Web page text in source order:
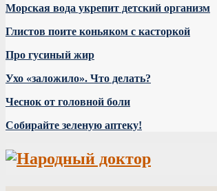
Морская вода укрепит детский организм
Глистов поите коньяком с касторкой
Про гусиный жир
Ухо «заложило». Что делать?
Чеснок от головной боли
Собирайте зеленую аптеку!